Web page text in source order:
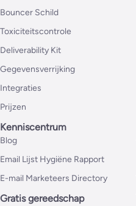
Bouncer Schild
Toxiciteitscontrole
Deliverability Kit
Gegevensverrijking
Integraties
Prijzen
Kenniscentrum
Blog
Email Lijst Hygiëne Rapport
E-mail Marketeers Directory
Gratis gereedschap